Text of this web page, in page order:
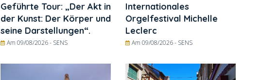
Geführte Tour: „Der Akt in
der Kunst: Der Körper und
seine Darstellungen“.
Am 09/08/2026 - SENS
Internationales
Orgelfestival Michelle
Leclerc
Am 09/08/2026 - SENS